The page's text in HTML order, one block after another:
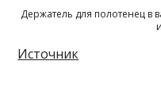
Держатель для полотенец в
Источник